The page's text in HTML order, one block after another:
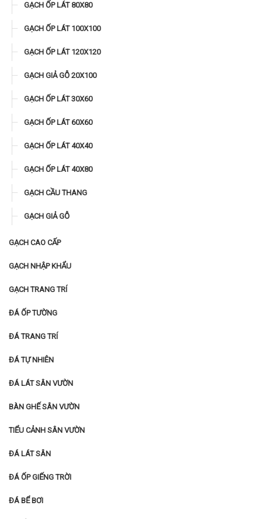
GẠCH ỐP LÁT 80X80
GẠCH ỐP LÁT 100X100
GẠCH ỐP LÁT 120X120
GẠCH GIẢ GỖ 20X100
GẠCH ỐP LÁT 30X60
GẠCH ỐP LÁT 60X60
GẠCH ỐP LÁT 40X40
GẠCH ỐP LÁT 40X80
GẠCH CẦU THANG
GẠCH GIẢ GỖ
GẠCH CAO CẤP
GẠCH NHẬP KHẨU
GẠCH TRANG TRÍ
ĐÁ ỐP TƯỜNG
ĐÁ TRANG TRÍ
ĐÁ TỰ NHIÊN
ĐÁ LÁT SÂN VƯỜN
BÀN GHẾ SÂN VƯỜN
TIỂU CẢNH SÂN VƯỜN
ĐÁ LÁT SÂN
ĐÁ ỐP GIẾNG TRỜI
ĐÁ BỂ BƠI